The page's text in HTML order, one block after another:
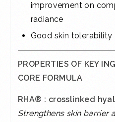
improvement on
radiance
Good skin tolerability
PROPERTIES OF KEY
CORE FORMULA
RHA® : crosslinked
Strengthens skin barrier